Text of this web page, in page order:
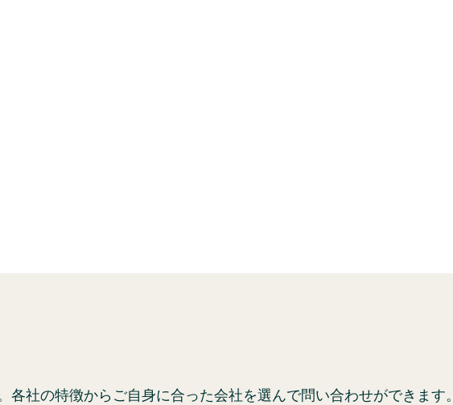
各社の特徴からご自身に合った会社を選んで問い合わせができます。